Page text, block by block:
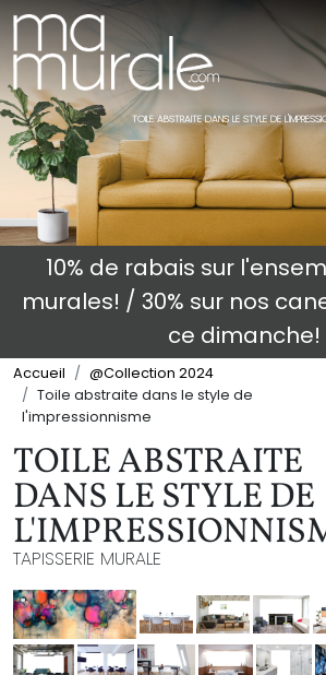
TOILE ABSTRAITE DANS LE STYLE DE
10% de rabais sur
murales! / 30% sur nos
ce dimanche!
Accueil
@Collection 2024
Toile abstraite dans le style de
l'impressionnisme
TOILE ABSTRAITE
DANS LE STYLE DE
TAPISSERIE MURALE